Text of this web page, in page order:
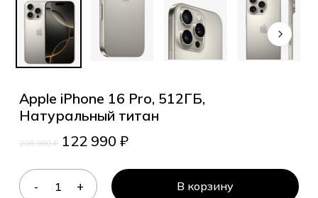
Apple iPhone 16 Pro, 512ГБ,
Натуральный титан
209 990₽ 122 990 ₽
В корзину